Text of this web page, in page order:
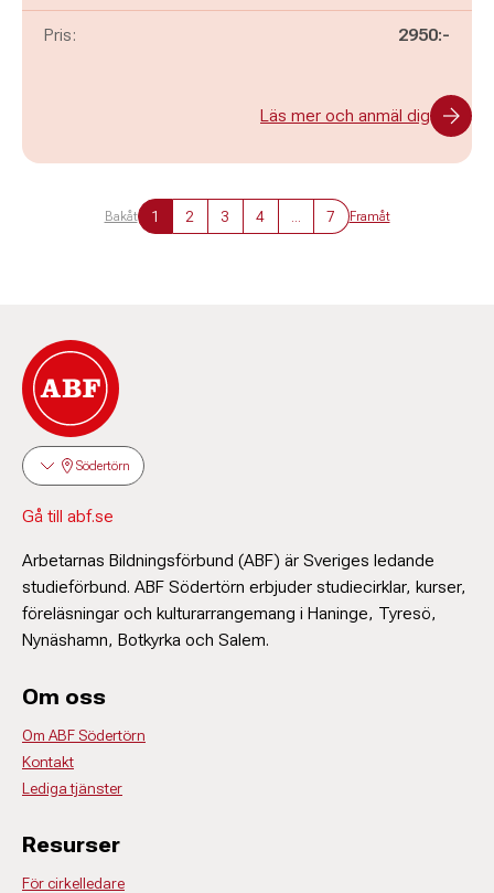
Pris: 2950:-
Läs mer och anmäl dig
Bakåt 1 2 3 4 7 Framåt
Södertörn
Gå till abf.se
Arbetarnas Bildningsförbund (ABF) är Sveriges ledande
studieförbund. ABF Södertörn erbjuder studiecirklar, kurser,
föreläsningar och kulturarrangemang i Haninge, Tyresö,
Nynäshamn, Botkyrka och Salem.
Om oss
Om ABF Södertörn
Kontakt
Lediga tjänster
Resurser
För cirkelledare